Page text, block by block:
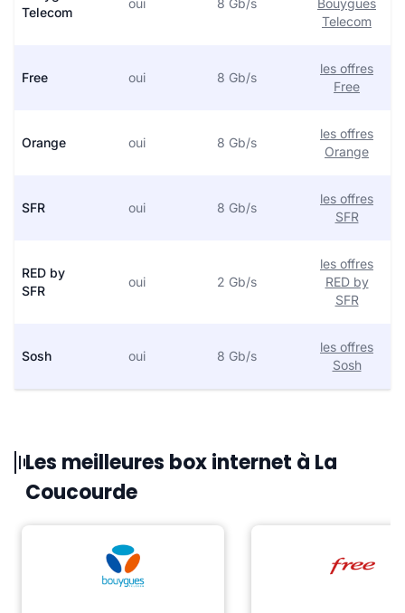
Telecom
oui 8 Gb/s
Bouygues
Telecom
Free oui 8 Gb/s
les offres
Free
Orange oui 8 Gb/s
les offres
Orange
SFR oui 8 Gb/s
les offres
SFR
RED by
SFR
oui 2 Gb/s
les offres
RED by
SFR
Sosh oui 8 Gb/s
les offres
Sosh
Les meilleures box internet à La
Coucourde